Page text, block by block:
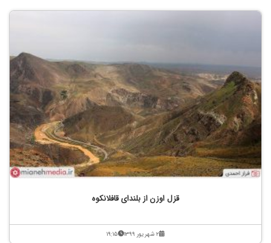
قزل اوزن از بلندای قافلانکوه
۲ شهریور ۱۳۹۹ ۱۹:۱۵